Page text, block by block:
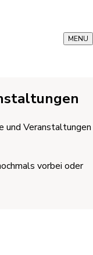
MENU
und Veranstaltungen
vorbei oder